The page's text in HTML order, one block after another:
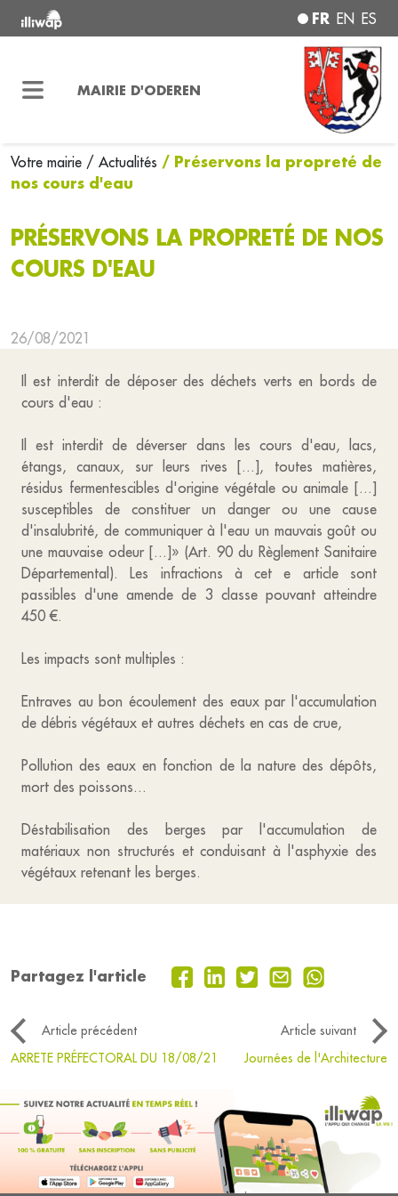
FR EN ES
MAIRIE D'ODEREN
Votre mairie / Actualités / Préservons la propreté de
nos cours d'eau
PRÉSERVONS LA PROPRETÉ DE NOS
COURS D'EAU
26/08/2021
Il est interdit de déposer des déchets verts en bords de
cours d'eau :
Il est interdit de déverser dans les cours d'eau, lacs,
étangs, canaux, sur leurs rives [...], toutes matières,
résidus fermentescibles d'origine végétale ou animale [...]
susceptibles de constituer un danger ou une cause
d'insalubrité, de communiquer à l'eau un mauvais goût ou
une mauvaise odeur [...]» (Art. 90 du Règlement Sanitaire
Départemental). Les infractions à cet e article sont
passibles d'une amende de 3 classe pouvant atteindre
450 €.
Les impacts sont multiples :
Entraves au bon écoulement des eaux par l'accumulation
de débris végétaux et autres déchets en cas de crue,
Pollution des eaux en fonction de la nature des dépôts,
mort des poissons...
Déstabilisation des berges par l'accumulation de
matériaux non structurés et conduisant à l'asphyxie des
végétaux retenant les berges.
Partagez l'article
Article précédent
Article suivant
ARRETE PRÉFECTORAL DU 18/08/21
Journées de l'Architecture